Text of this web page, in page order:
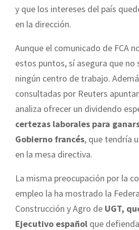
y que los intereses del país
en la dirección.
Aunque el comunicado de FCA
estos puntos, sí asegura que no
ningún centro de trabajo.
consultadas por Reuters
analiza ofrecer un dividendo
certezas laborales para
Gobierno francés, que tendría
en la mesa directiva.
La misma preocupación por la
empleo la ha mostrado la
Construcción y Agro de UGT,
Ejecutivo español que